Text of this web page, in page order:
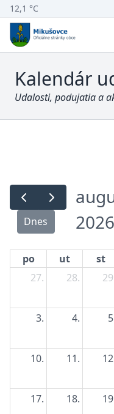
12,1 °C
Kalendár
Udalosti, podujatia a
Dnes
2026
po ut st
27.
28.
3. 4.
10. 11.
17. 18.